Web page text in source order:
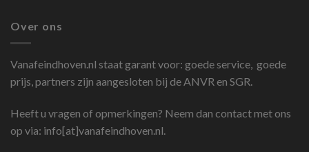
Over ons
Vanafeindhoven.nl staat garant voor: goede service, goede
prijs, partners zijn aangesloten bij de ANVR en SGR.
Heeft u vragen of opmerkingen? Neem dan contact met ons
op via: info[at]vanafeindhoven.nl.